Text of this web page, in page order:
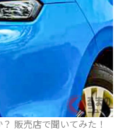
販売店で聞いてみた！